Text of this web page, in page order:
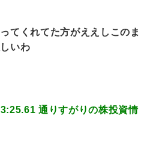
てくれてた方がええしこのま
いわ
通りすがりの株投資情